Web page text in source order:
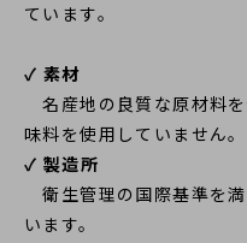
ています。
✓ 素材
名産地の良質な原材料
味料を使用していません。
✓ 製造所
衛生管理の国際基準を
います。